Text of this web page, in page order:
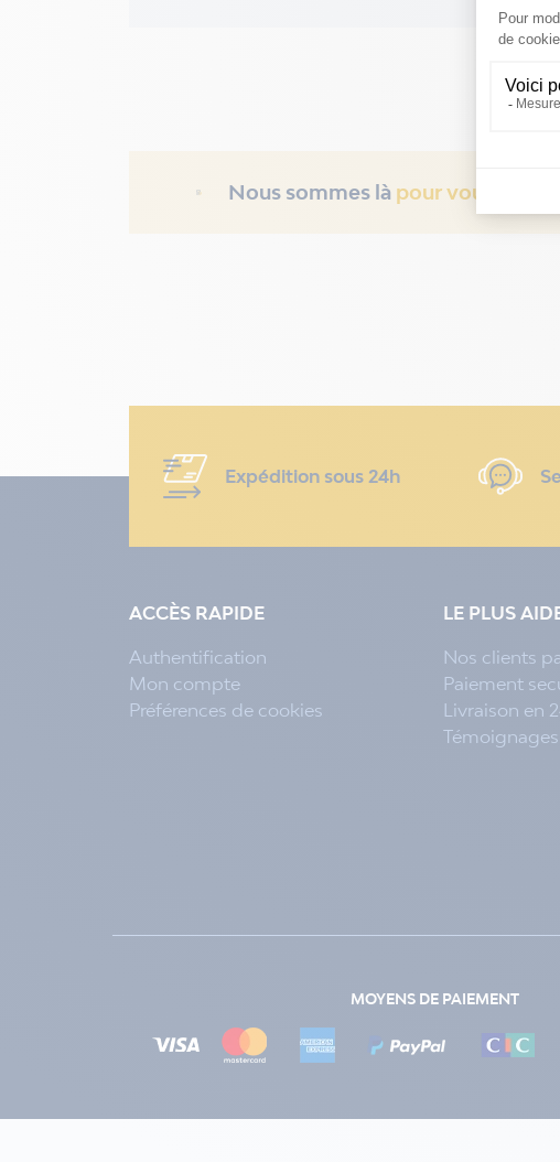
Nous sommes là pour vous
Expédition sous 24h
ACCÈS RAPIDE
Authentification
Mon compte
Préférences de cookies
LE PLUS
Nos clients
Paiement
Livraison en
Témoignages
MOYENS DE PAIEMENT